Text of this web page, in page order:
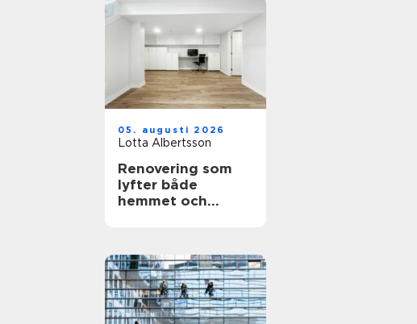
05. augusti 2026
Lotta Albertsson
Renovering som
lyfter både
hemmet och